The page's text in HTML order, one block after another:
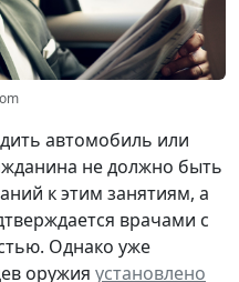
автомобиль или
не должно быть
к этим занятиям, а
врачами с
Однако уже
оружия установлено